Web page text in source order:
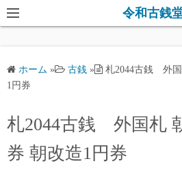
コ
ン
ツ
キ
ッ
令和古銭
ホーム » 古銭 »
札2044古銭 外
1円券
札2044古銭 外国札
券 朝改造1円券